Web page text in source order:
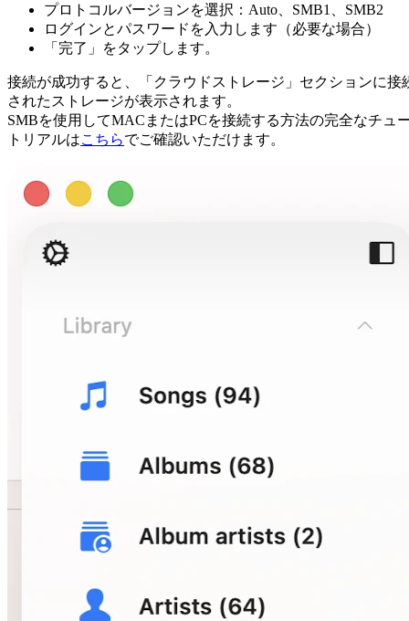
プロトコルバージョンを選択：Auto、SMB1、SMB2
ログインとパスワードを入力します（必要な場合）
「完了」をタップします。
接続が成功すると、「クラウドストレージ」セクションに接
されたストレージが表示されます。
SMBを使用してMACまたはPCを接続する方法の完全なチュ
トリアルはこちらでご確認いただけます。